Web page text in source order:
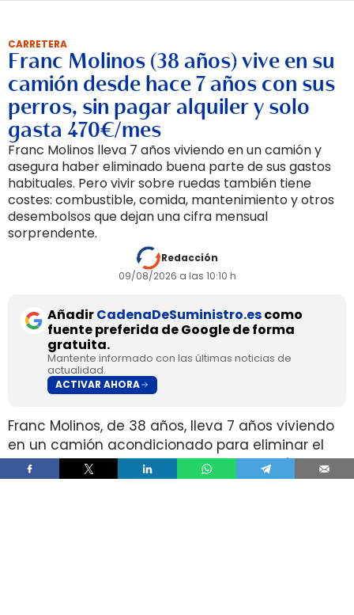
CARRETERA
Franc Molinos (38 años) vive en su
camión desde hace 7 años con sus
perros, sin pagar alquiler y solo
gasta 470€/mes
Franc Molinos lleva 7 años viviendo en un camión y
asegura haber eliminado buena parte de sus gastos
habituales. Pero vivir sobre ruedas también tiene
costes: combustible, comida, mantenimiento y otros
desembolsos que dejan una cifra mensual
sorprendente.
Redacción
09/08/2026 a las 10:10 h
AñadirCadenaDeSuministro.escomo
fuente preferida de Google de forma
gratuita.
Mantente informado con las últimas noticias de
actualidad.
ACTIVAR AHORA
Franc Molinos, de 38 años, lleva 7 años viviendo
en un camión acondicionado para eliminar el
alquiler y recortar sus gastos fijos. El vehículo
incorpora cocina, dormitorio, espacio de